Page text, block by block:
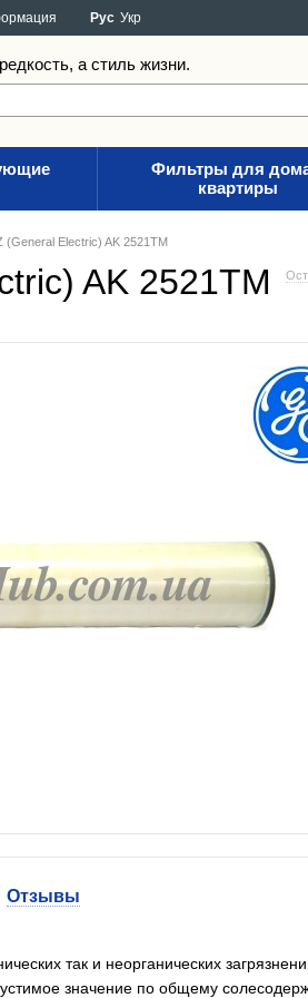
Рус Укр
а стиль жизни.
Фильтры для
квартиры
(General Electric) AK 2521TM
AK 2521TM
Отзывы
так и неорганических
значение по общему